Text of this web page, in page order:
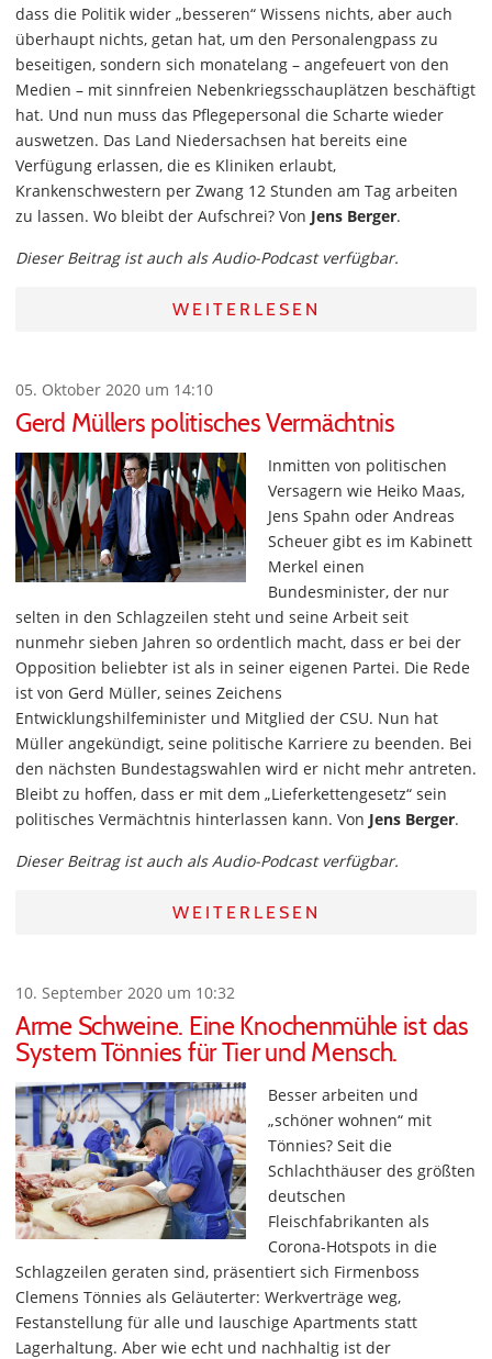
dass die Politik wider „besseren“ Wissens nichts, aber auch
überhaupt nichts, getan hat, um den Personalengpass zu
beseitigen, sondern sich monatelang – angefeuert von den
Medien – mit sinnfreien Nebenkriegsschauplätzen beschäftigt
hat. Und nun muss das Pflegepersonal die Scharte wieder
auswetzen. Das Land Niedersachsen hat bereits eine
Verfügung erlassen, die es Kliniken erlaubt,
Krankenschwestern per Zwang 12 Stunden am Tag arbeiten
zu lassen. Wo bleibt der Aufschrei? Von Jens Berger.
Dieser Beitrag ist auch als Audio-Podcast verfügbar.
WEITERLESEN
05. Oktober 2020 um 14:10
Gerd Müllers politisches Vermächtnis
Inmitten von politischen
Versagern wie Heiko Maas,
Jens Spahn oder Andreas
Scheuer gibt es im Kabinett
Merkel einen
Bundesminister, der nur
selten in den Schlagzeilen steht und seine Arbeit seit
nunmehr sieben Jahren so ordentlich macht, dass er bei der
Opposition beliebter ist als in seiner eigenen Partei. Die Rede
ist von Gerd Müller, seines Zeichens
Entwicklungshilfeminister und Mitglied der CSU. Nun hat
Müller angekündigt, seine politische Karriere zu beenden. Bei
den nächsten Bundestagswahlen wird er nicht mehr antreten.
Bleibt zu hoffen, dass er mit dem „Lieferkettengesetz“ sein
politisches Vermächtnis hinterlassen kann. Von Jens Berger.
Dieser Beitrag ist auch als Audio-Podcast verfügbar.
WEITERLESEN
10. September 2020 um 10:32
Arme Schweine. Eine Knochenmühle ist das
System Tönnies für Tier und Mensch.
Besser arbeiten und
„schöner wohnen“ mit
Tönnies? Seit die
Schlachthäuser des größten
deutschen
Fleischfabrikanten als
Corona-Hotspots in die
Schlagzeilen geraten sind, präsentiert sich Firmenboss
Clemens Tönnies als Geläuterter: Werkverträge weg,
Festanstellung für alle und lauschige Apartments statt
Lagerhaltung. Aber wie echt und nachhaltig ist der